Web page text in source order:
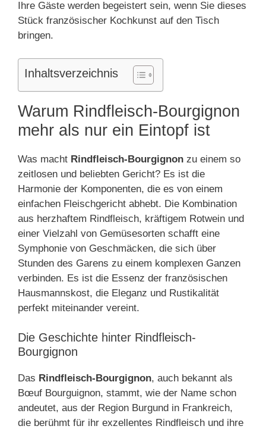
Ihre Gäste werden begeistert sein, wenn Sie dieses
Stück französischer Kochkunst auf den Tisch
bringen.
Inhaltsverzeichnis
Warum Rindfleisch-Bourgignon
mehr als nur ein Eintopf ist
Was macht Rindfleisch-Bourgignon zu einem so
zeitlosen und beliebten Gericht? Es ist die
Harmonie der Komponenten, die es von einem
einfachen Fleischgericht abhebt. Die Kombination
aus herzhaftem Rindfleisch, kräftigem Rotwein und
einer Vielzahl von Gemüsesorten schafft eine
Symphonie von Geschmäcken, die sich über
Stunden des Garens zu einem komplexen Ganzen
verbinden. Es ist die Essenz der französischen
Hausmannskost, die Eleganz und Rustikalität
perfekt miteinander vereint.
Die Geschichte hinter Rindfleisch-
Bourgignon
Das Rindfleisch-Bourgignon, auch bekannt als
Bœuf Bourguignon, stammt, wie der Name schon
andeutet, aus der Region Burgund in Frankreich,
die berühmt für ihr exzellentes Rindfleisch und ihre